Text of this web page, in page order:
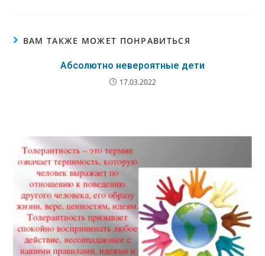
ВАМ ТАКЖЕ МОЖЕТ ПОНРАВИТЬСЯ
Абсолютно невероятные дети
17.03.2022